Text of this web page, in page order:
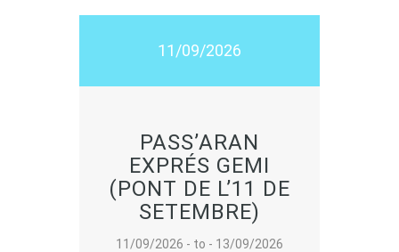
11/09/2026
PASS’ARAN
EXPRÉS GEMI
(PONT DE L’11 DE
SETEMBRE)
11/09/2026 - to - 13/09/2026